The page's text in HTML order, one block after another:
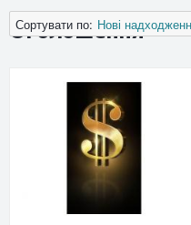
Сортувати по: Нові
Оголошення